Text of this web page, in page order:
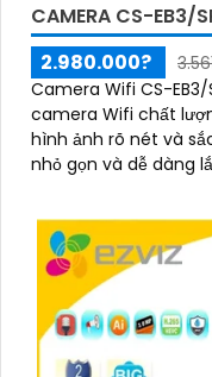
CAMERA CS-EB3/
2.980.000?
Camera Wifi CS-
camera Wifi chất
hình ảnh rõ nét và sắc nét. Camera này
nhỏ gọn và dễ dàng